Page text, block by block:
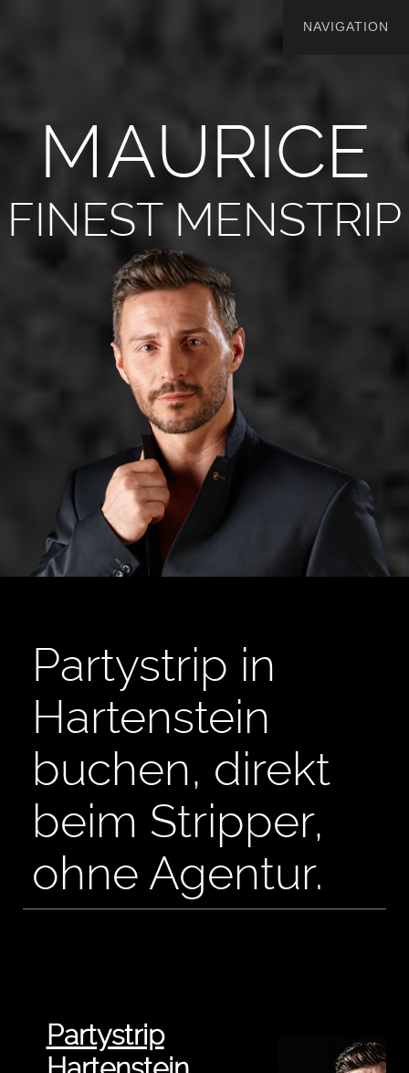
MAURICE
FINEST MENSTRIP
Partystrip in
Hartenstein
buchen, direkt
beim Stripper,
ohne Agentur.
Partystrip